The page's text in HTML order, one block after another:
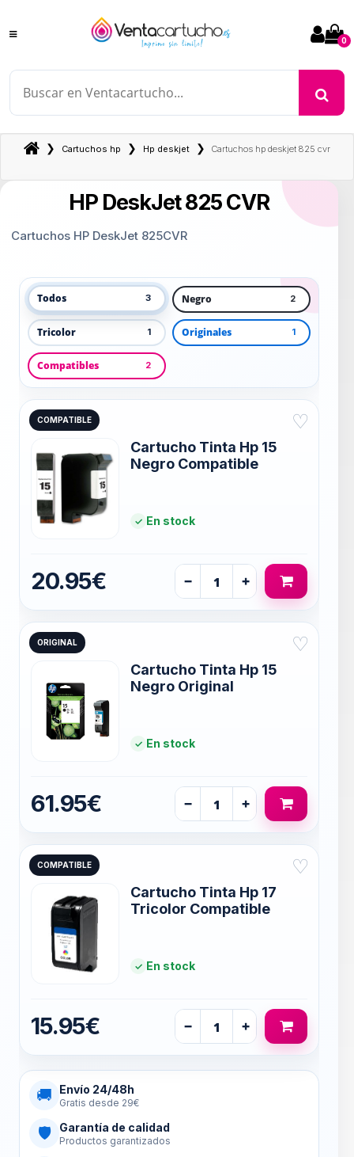
0
❯ Cartuchos hp ❯ Hp deskjet ❯ Cartuchos hp deskjet 825 cvr
HP DeskJet 825 CVR
Cartuchos HP DeskJet 825CVR
Todos 3 Negro 2
Tricolor 1 Originales 1
Compatibles 2
COMPATIBLE ♡
Cartucho Tinta Hp 15
Negro Compatible
En stock
20.95€ − +
ORIGINAL ♡
Cartucho Tinta Hp 15
Negro Original
En stock
61.95€ − +
COMPATIBLE ♡
Cartucho Tinta Hp 17
Tricolor Compatible
En stock
15.95€ − +
🚚 Envío 24/48h
Gratis desde 29€
🛡 Garantía de calidad
Productos garantizados